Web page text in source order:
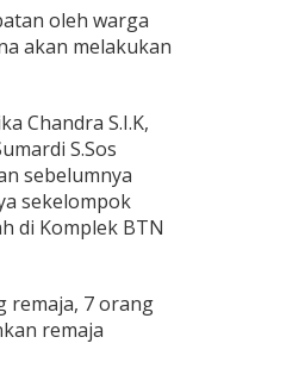
oleh warga
akan melakukan
Chandra S.I.K,
S.Sos
sebelumnya
sekelompok
di Komplek BTN
remaja, 7 orang
remaja